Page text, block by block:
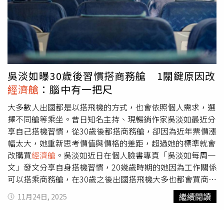
中出售給奢侈品巨頭LVMH，並透過虛假投資與藝術品交
易，將巨額資金轉入自己及親信名下。當皮埃察覺異常時，
所有資產已無法追回，名下股份被清空、帳戶遭凍結，估計
約150億美元（約新台幣4708億元）的財富瞬間蒸發。法國
檢方隨後以詐欺等罪名對弗雷蒙展開調查，但案件在他於車
禍中身亡後戛然而止，因此皮埃幾乎沒有途徑向其家屬求
償。外媒指出，這位曾坐擁巨額資產的愛馬仕繼承人，目前
財務情況陷入困境，生活大不如前，甚至只能搭乘廉價航空
easyJet，並需依靠親友接濟度日，昔日億萬富翁的尊榮生
活已成過往雲煙。
吳淡如曝30歲後習慣搭商務艙 1關鍵原因改
經濟艙 ：腦中有一把尺
大多數人出國都是以搭飛機的方式，也會依照個人需求，選
擇不同艙等乘坐。昔日知名主持、現暢銷作家吳淡如最近分
享自己搭機習慣，從30歲後都搭商務艙，卻因為近年票價漲
幅太大，她重新思考價值與價格的差距，超過她的標準就會
改購買經濟艙 。吳淡如近日在個人臉書專頁「吳淡如每周一
文」發文分享自身搭機習慣，20幾歲時期的她因為工作關係
可以搭乘商務艙，在30歲之後出國搭飛機大多也都會買商務
艙，她也坦言，自己向來願意把錢花在「買經驗」與「買感
受」上，因此並未特別執著物質購買。但近年來，特別是疫
11月24日, 2025 繼續閱讀